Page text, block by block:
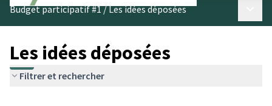
Budget participatif #1/Les idées déposées
Les idées déposées
Filtrer et rechercher